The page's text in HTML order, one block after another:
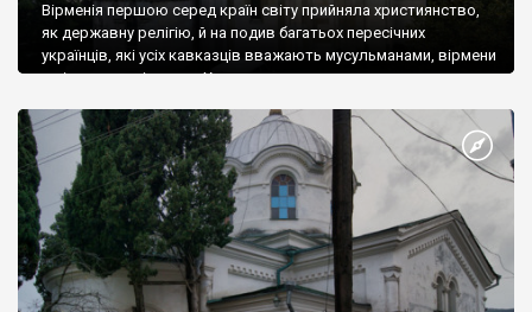
Вірменія першою серед країн світу прийняла християнство,
як державну релігію, й на подив багатьох пересічних
українців, які усіх кавказців вважають мусульманами, вірмени
є відданими вірянами Христа